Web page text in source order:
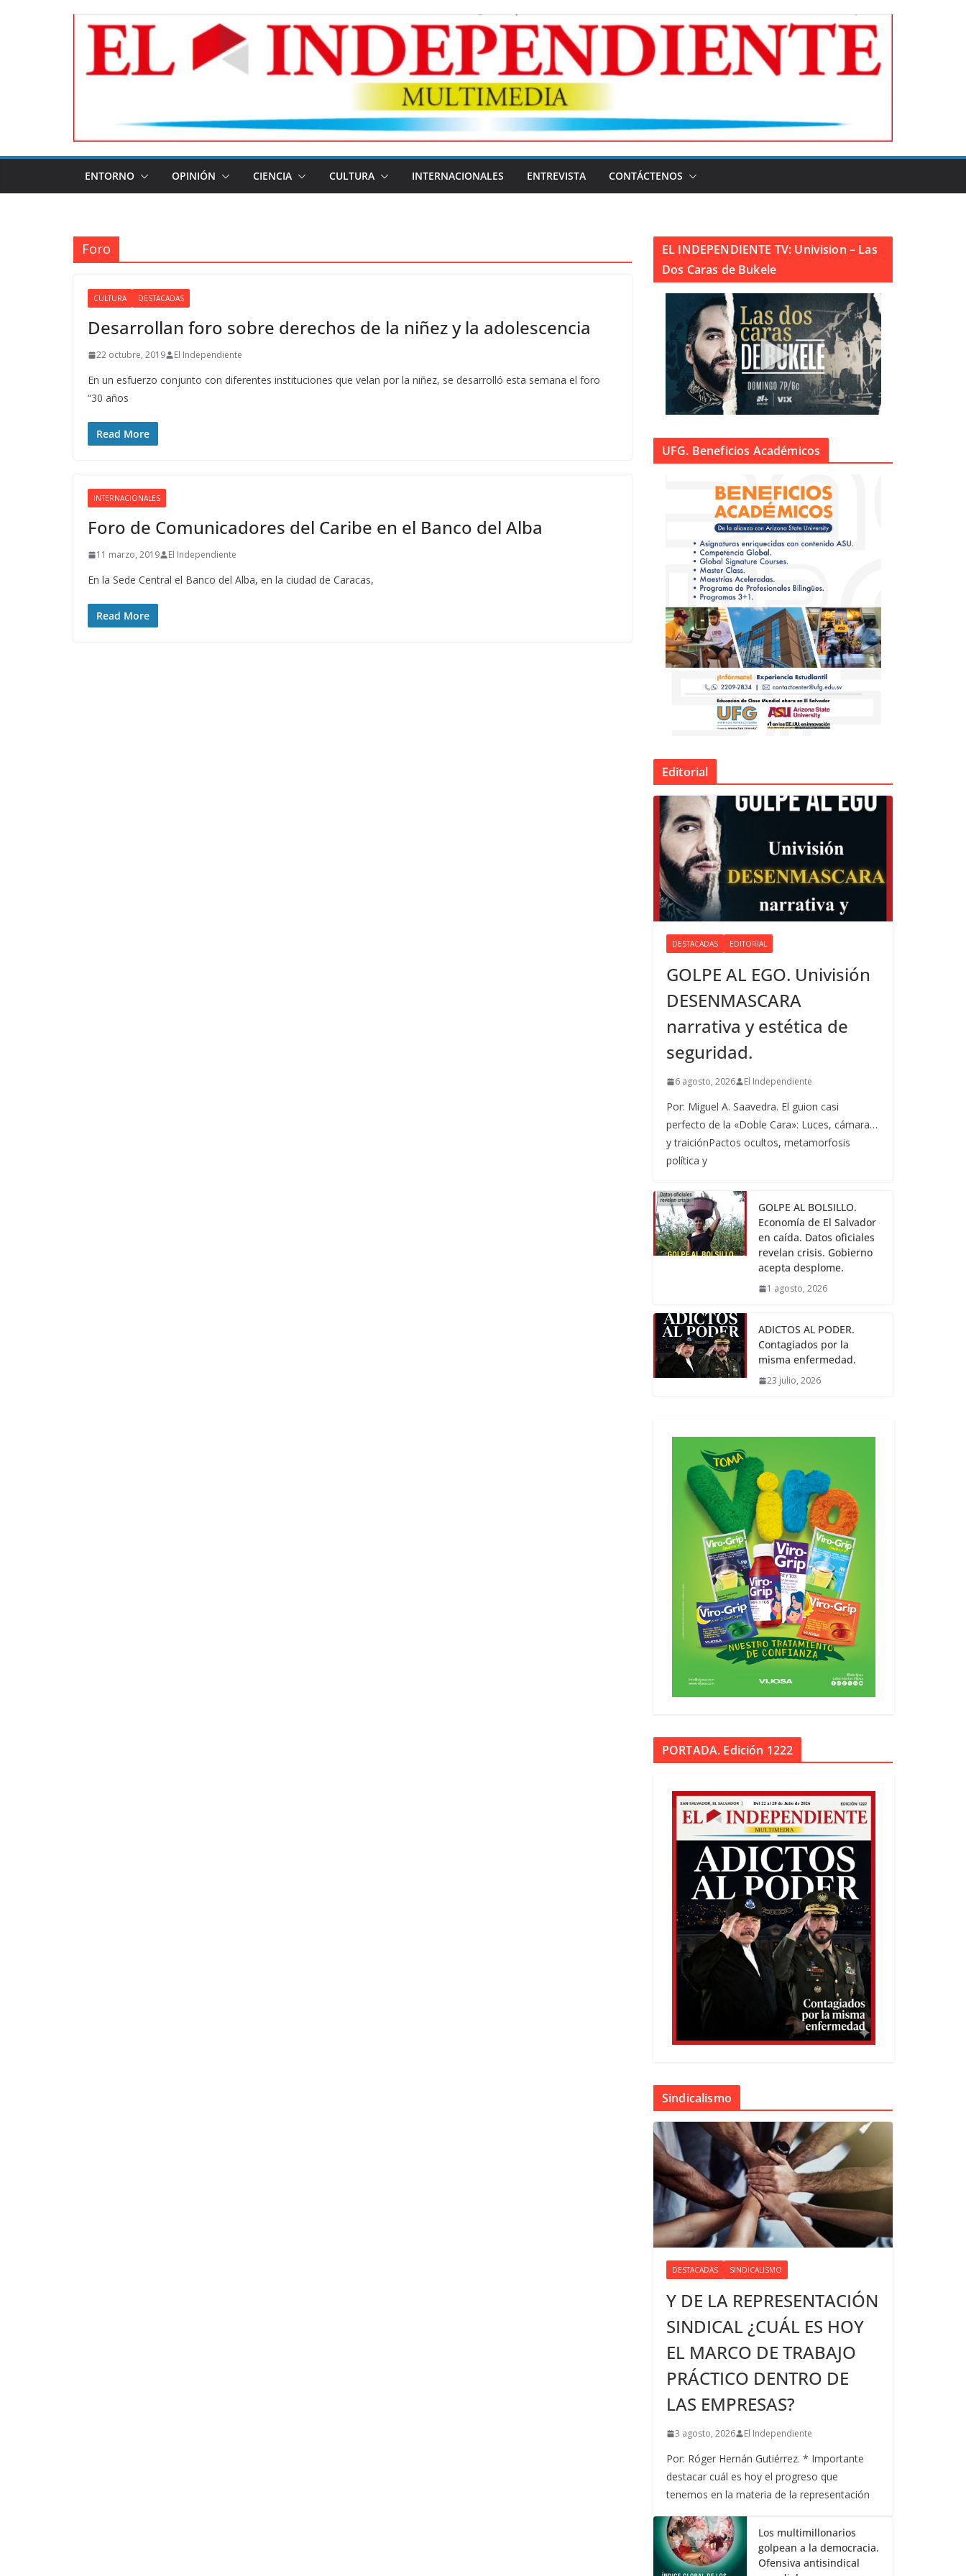
ENTORNO OPINIÓN CIENCIA CULTURA INTERNACIONALES ENTREVISTA CONTÁCTENOS
Foro
CULTURA DESTACADAS
Desarrollan foro sobre derechos de la niñez y la adolescencia
22 octubre, 2019 El Independiente
En un esfuerzo conjunto con diferentes instituciones que velan por la niñez, se desarrolló esta semana el foro
“30 años
Read More
INTERNACIONALES
Foro de Comunicadores del Caribe en el Banco del Alba
11 marzo, 2019 El Independiente
En la Sede Central el Banco del Alba, en la ciudad de Caracas,
Read More
EL INDEPENDIENTE TV: Univision – Las
Dos Caras de Bukele
UFG. Beneficios Académicos
Editorial
DESTACADAS EDITORIAL
GOLPE AL EGO. Univisión
DESENMASCARA
narrativa y estética de
seguridad.
6 agosto, 2026 El Independiente
Por: Miguel A. Saavedra. El guion casi
perfecto de la «Doble Cara»: Luces, cámara…
y traiciónPactos ocultos, metamorfosis
política y
GOLPE AL BOLSILLO.
Economía de El Salvador
en caída. Datos oficiales
revelan crisis. Gobierno
acepta desplome.
1 agosto, 2026
ADICTOS AL PODER.
Contagiados por la
misma enfermedad.
23 julio, 2026
PORTADA. Edición 1222
Sindicalismo
DESTACADAS SINDICALISMO
Y DE LA REPRESENTACIÓN
SINDICAL ¿CUÁL ES HOY
EL MARCO DE TRABAJO
PRÁCTICO DENTRO DE
LAS EMPRESAS?
3 agosto, 2026 El Independiente
Por: Róger Hernán Gutiérrez. * Importante
destacar cuál es hoy el progreso que
tenemos en la materia de la representación
Los multimillonarios
golpean a la democracia.
Ofensiva antisindical